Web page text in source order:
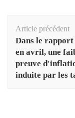
d'article
Article précédent
Dans le
en avril, une
preuve
induite par les